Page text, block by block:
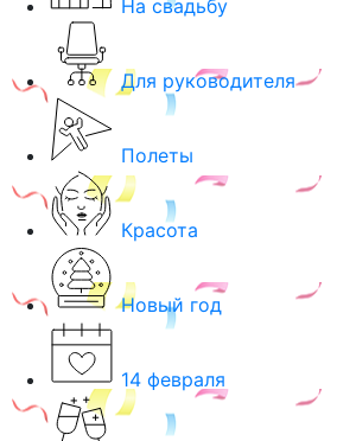
На свадьбу
Для руководителя
Полеты
Красота
Новый год
14 февраля